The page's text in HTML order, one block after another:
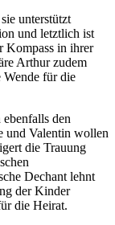
unterstützt
und letztlich ist
Kompass in ihrer
Arthur zudem
Wende für die
den
und Valentin wollen
die Trauung
Dechant lehnt
der Kinder
die Heirat.